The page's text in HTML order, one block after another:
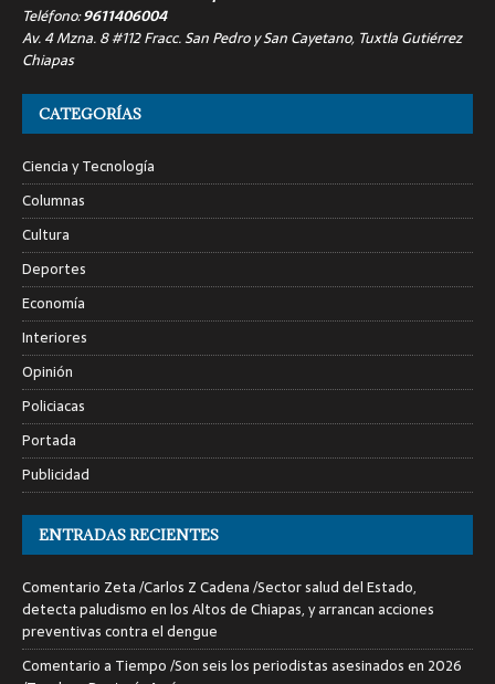
Teléfono:9611406004
Av. 4 Mzna. 8 #112 Fracc. San Pedro y San Cayetano, Tuxtla Gutiérrez
Chiapas
CATEGORÍAS
Ciencia y Tecnología
Columnas
Cultura
Deportes
Economía
Interiores
Opinión
Policiacas
Portada
Publicidad
ENTRADAS RECIENTES
Comentario Zeta /Carlos Z Cadena /Sector salud del Estado,
detecta paludismo en los Altos de Chiapas, y arrancan acciones
preventivas contra el dengue
Comentario a Tiempo /Son seis los periodistas asesinados en 2026